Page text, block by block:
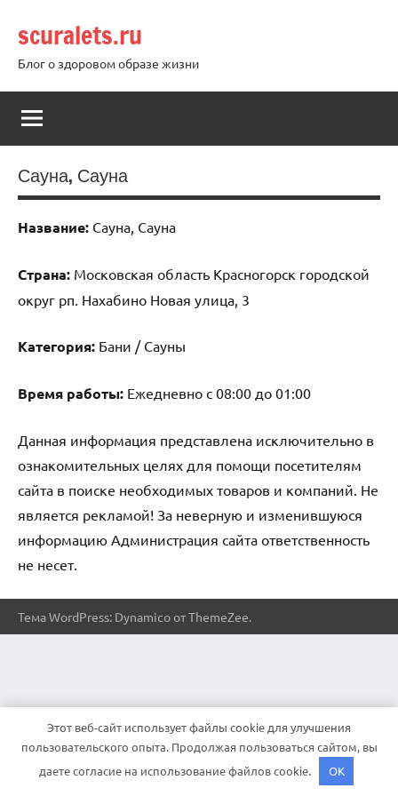
содержимому
scuralets.ru
Блог о здоровом образе жизни
Сауна, Сауна
Название: Сауна, Сауна
Страна: Московская область Красногорск городской
округ рп. Нахабино Новая улица, 3
Категория: Бани / Сауны
Время работы: Ежедневно с 08:00 до 01:00
Данная информация представлена исключительно в
ознакомительных целях для помощи посетителям
сайта в поиске необходимых товаров и компаний. Не
является рекламой! За неверную и изменившуюся
информацию Администрация сайта ответственность
не несет.
Тема WordPress: Dynamico от ThemeZee.
Этот веб-сайт использует файлы cookie для улучшения
пользовательского опыта. Продолжая пользоваться сайтом, вы
даете согласие на использование файлов cookie.
OK